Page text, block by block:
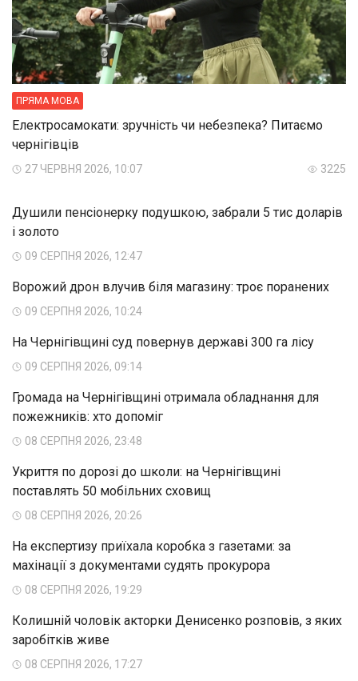
ПРЯМА МОВА
Електросамокати: зручність чи небезпека? Питаємо
чернігівців
27 ЧЕРВНЯ 2026, 10:07 3225
Душили пенсіонерку подушкою, забрали 5 тис доларів
і золото
09 СЕРПНЯ 2026, 12:47
Ворожий дрон влучив біля магазину: троє поранених
09 СЕРПНЯ 2026, 10:24
На Чернігівщині суд повернув державі 300 га лісу
09 СЕРПНЯ 2026, 09:14
Громада на Чернігівщині отримала обладнання для
пожежників: хто допоміг
08 СЕРПНЯ 2026, 23:48
Укриття по дорозі до школи: на Чернігівщині
поставлять 50 мобільних сховищ
08 СЕРПНЯ 2026, 20:26
На експертизу приїхала коробка з газетами: за
махінації з документами судять прокурора
08 СЕРПНЯ 2026, 19:29
Колишній чоловік акторки Денисенко розповів, з яких
заробітків живе
08 СЕРПНЯ 2026, 17:27